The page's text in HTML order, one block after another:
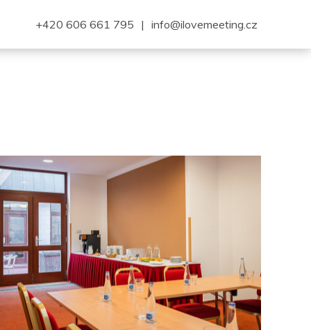
+420 606 661 795 | info@ilovemeeting.cz